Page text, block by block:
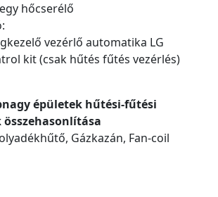
hőcserélő
vezérlő automatika LG
kit (csak hűtés fűtés vezérlés)
épületek hűtési-fűtési
összehasonlítása
Gázkazán, Fan-coil